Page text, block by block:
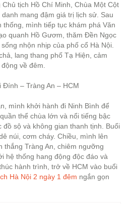
tịch Hồ Chí Minh, Chùa Một Cột
mang đậm giá trị lịch sử. Sau
mình tiếp tục khám phá Văn
quanh Hồ Gươm, thăm Đền Ngọc
nhộn nhịp của phố cổ Hà Nội.
lang thang phố Tạ Hiện, cảm
về đêm.
Đính – Tràng An – HCM
mình khởi hành đi Ninh Bình để
thể chùa lớn và nổi tiếng bậc
đồ sộ và không gian thanh tịnh. Buổi
núi, cơm cháy. Chiều, mình lên
thắng Tràng An, chiêm ngưỡng
hệ thống hang động độc đáo và
hành trình, trở về HCM vào buổi
Hà Nội 2 ngày 1 đêm ngắn gọn